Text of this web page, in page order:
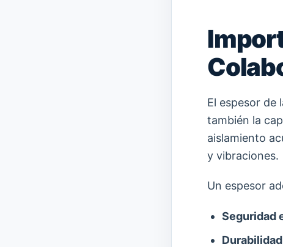
El espesor de
también la
aislamiento
y vibraciones.
Un espesor
Seguridad